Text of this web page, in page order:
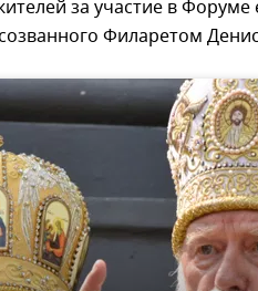
за участие в Форуме
Филаретом